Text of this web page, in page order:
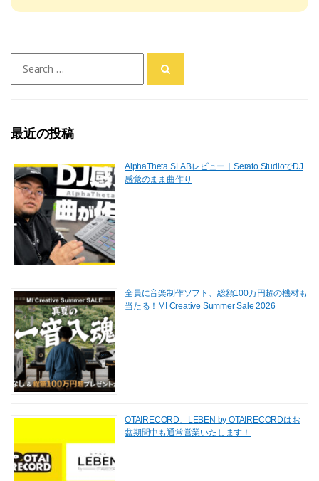
for:
最近の投稿
AlphaTheta SLABレビュー｜Serato StudioでDJ
感覚のまま曲作り
全員に音楽制作ソフト、総額100万円超の機材も
当たる！MI Creative Summer Sale 2026
OTAIRECORD、LEBEN by OTAIRECORDはお
盆期間中も通常営業いたします！